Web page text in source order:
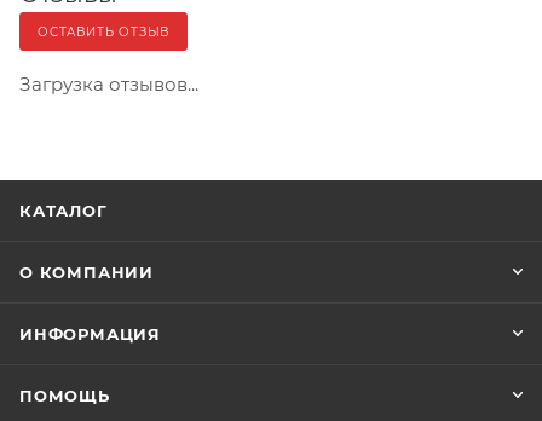
ОСТАВИТЬ ОТЗЫВ
Загрузка отзывов...
КАТАЛОГ
О КОМПАНИИ
ИНФОРМАЦИЯ
ПОМОЩЬ